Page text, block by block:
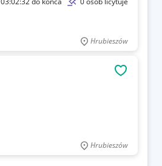
Hrubieszów
Hrubieszów